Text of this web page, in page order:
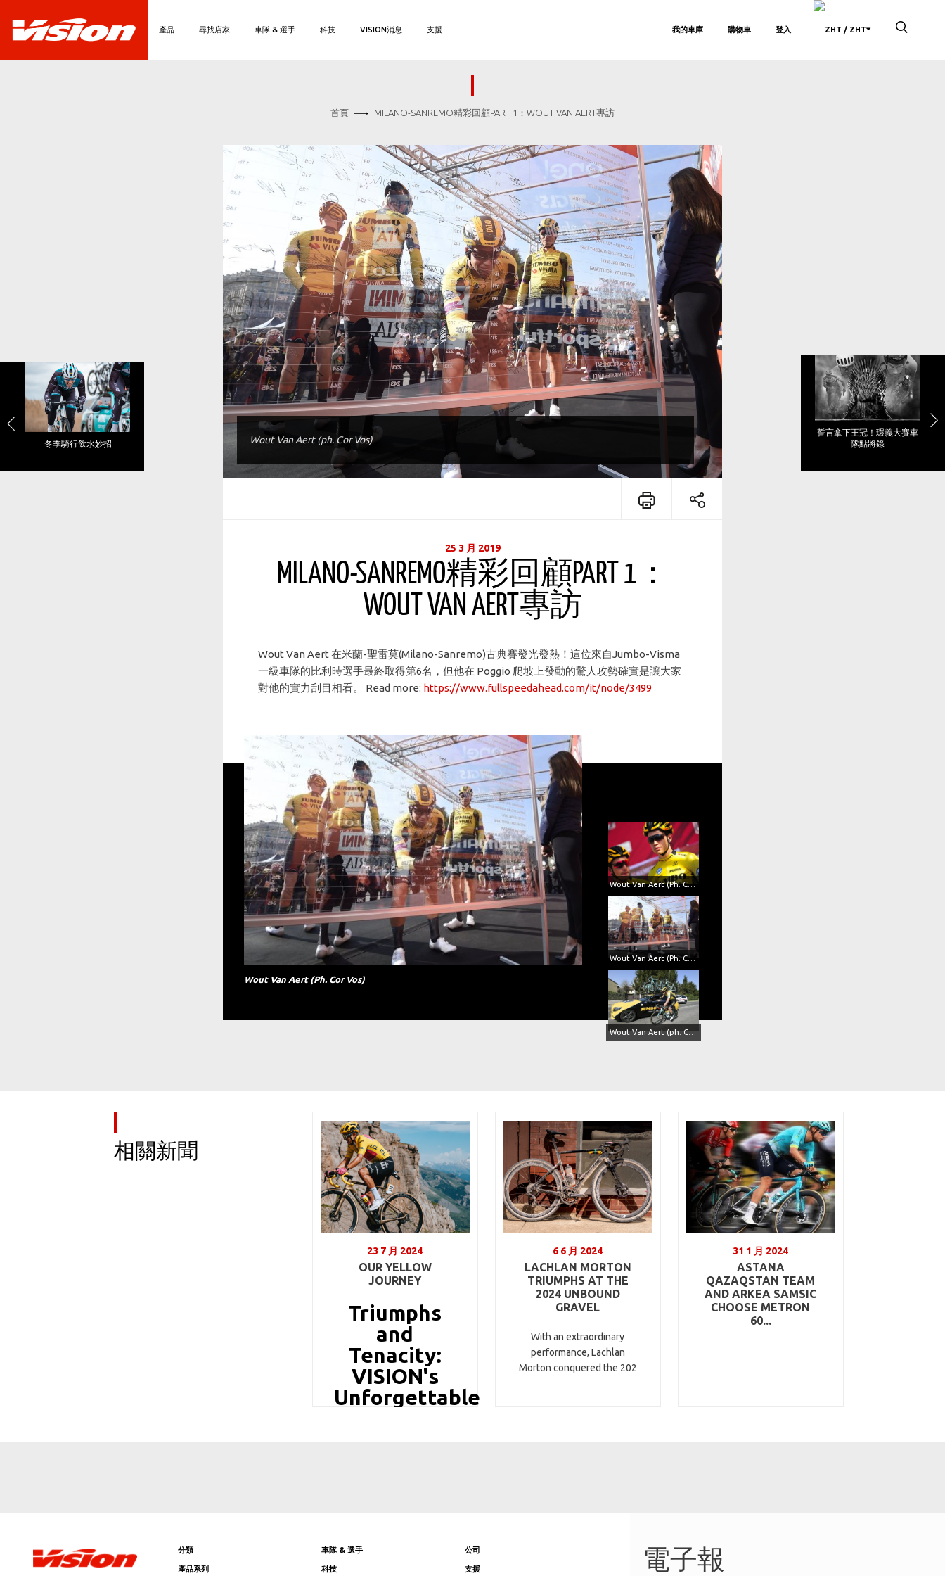
/ ZHT
我的車庫 購物車 登入
產品 尋找店家 車隊 & 選手 科技 VISION消息 支援
首頁 MILANO-SANREMO精彩回顧PART 1：WOUT VAN AERT專訪
冬季騎行飲水妙招
誓言拿下王冠！環義大賽車
隊點將錄
Wout Van Aert (ph. Cor Vos)
25 3 月 2019
MILANO-SANREMO精彩回顧PART 1：
WOUT VAN AERT專訪
Wout Van Aert 在米蘭-聖雷莫(Milano-Sanremo)古典賽發光發熱！這位來自Jumbo-Visma
一級車隊的比利時選手最終取得第6名，但他在 Poggio 爬坡上發動的驚人攻勢確實是讓大家
對他的實力刮目相看。 Read more: https://www.fullspeedahead.com/it/node/3499
Wout Van Aert (Ph. Cor Vos)
Wout Van Aert (Ph. Cor Vos)
Wout Van Aert (Ph. Cor Vos)
Wout Van Aert (ph. Cor Vos)
相關新聞
23 7 月 2024
OUR YELLOW
JOURNEY
Triumphs
and
Tenacity:
VISION's
Unforgettable
6 6 月 2024
LACHLAN MORTON
TRIUMPHS AT THE
2024 UNBOUND
GRAVEL
With an extraordinary
performance, Lachlan
Morton conquered the 202
31 1 月 2024
ASTANA
QAZAQSTAN TEAM
AND ARKEA SAMSIC
CHOOSE METRON
60...
分類 車隊 & 選手 公司
產品系列 科技 支援 電子報